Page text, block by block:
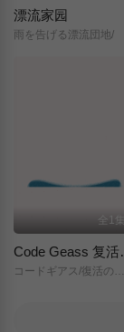
漂流家园
雨を告げる漂流団地/
全1集